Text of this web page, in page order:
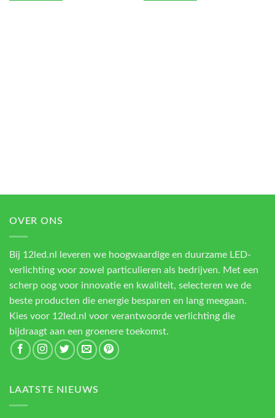
OVER ONS
Bij 12led.nl leveren we hoogwaardige en duurzame LED-
verlichting voor zowel particulieren als bedrijven. Met een
scherp oog voor innovatie en kwaliteit, selecteren we de
beste producten die energie besparen en lang meegaan.
Kies voor 12led.nl voor verantwoorde verlichting die
bijdraagt aan een groenere toekomst.
LAATSTE NIEUWS